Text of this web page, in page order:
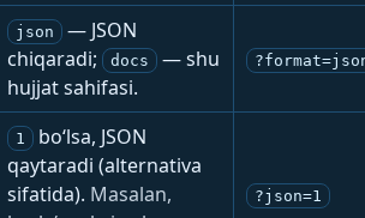
json
— JSON
chiqaradi;
docs
— shu
hujjat sahifasi.
1
bo‘lsa, JSON
qaytaradi (alternativa
sifatida). Masalan,
?json=1